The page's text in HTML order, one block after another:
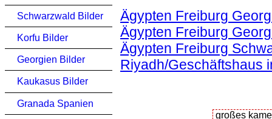
Schwarzwald Bilder
Korfu Bilder
Georgien Bilder
Kaukasus Bilder
Granada Spanien
Ägypten Freiburg
Ägypten Freiburg
Ägypten Freiburg
Riyadh/Geschäftshaus